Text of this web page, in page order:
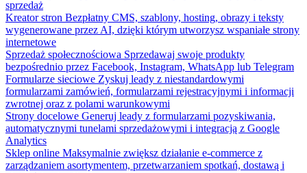
sprzedaż
Kreator stron Bezpłatny CMS, szablony, hosting, obrazy i teksty
wygenerowane przez AI, dzięki którym utworzysz wspaniałe strony
internetowe
Sprzedaż społecznościowa Sprzedawaj swoje produkty
bezpośrednio przez Facebook, Instagram, WhatsApp lub Telegram
Formularze sieciowe Zyskuj leady z niestandardowymi
formularzami zamówień, formularzami rejestracyjnymi i informacji
zwrotnej oraz z polami warunkowymi
Strony docelowe Generuj leady z formularzami pozyskiwania,
automatycznymi tunelami sprzedażowymi i integracją z Google
Analytics
Sklep online Maksymalnie zwiększ działanie e-commerce z
zarządzaniem asortymentem, przetwarzaniem spotkań, dostawą i